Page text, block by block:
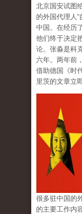
北京国安试图
的外国代理人
中国。在经历
他们终于决定
论。张淼是科
六年。两年前
借助德国《时
里茨的文章立
很多驻中国的
的主要工作内